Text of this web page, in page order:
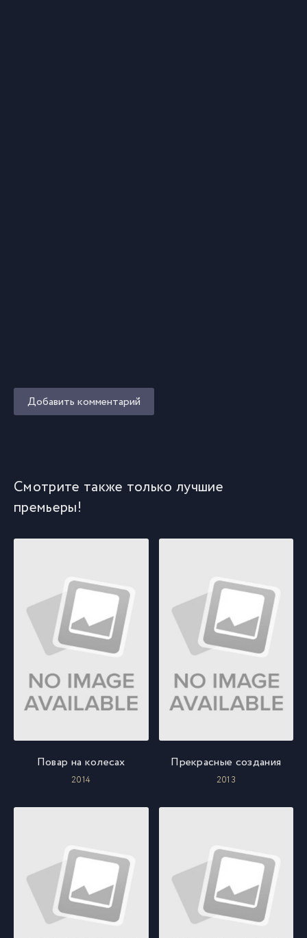
Добавить комментарий
Смотрите также только лучшие
премьеры!
Повар на колесах
2014
Прекрасные создания
2013